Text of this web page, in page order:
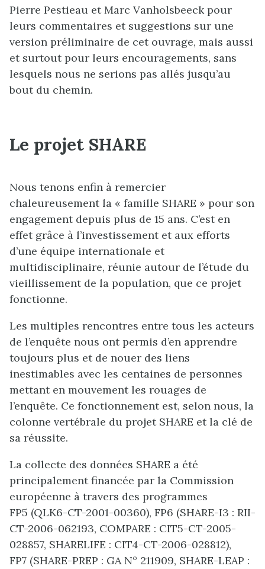
Pierre Pestieau et Marc Vanholsbeeck pour
leurs commentaires et suggestions sur une
version préliminaire de cet ouvrage, mais aussi
et surtout pour leurs encouragements, sans
lesquels nous ne serions pas allés jusqu’au
bout du chemin.
Le projet SHARE
Nous tenons enfin à remercier
chaleureusement la « famille SHARE » pour son
engagement depuis plus de 15 ans. C’est en
effet grâce à l’investissement et aux efforts
d’une équipe internationale et
multidisciplinaire, réunie autour de l’étude du
vieillissement de la population, que ce projet
fonctionne.
Les multiples rencontres entre tous les acteurs
de l’enquête nous ont permis d’en apprendre
toujours plus et de nouer des liens
inestimables avec les centaines de personnes
mettant en mouvement les rouages de
l’enquête. Ce fonctionnement est, selon nous, la
colonne vertébrale du projet SHARE et la clé de
sa réussite.
La collecte des données SHARE a été
principalement financée par la Commission
européenne à travers des programmes
FP5 (QLK6-CT-2001-00360), FP6 (SHARE-I3 : RII-
CT-2006-062193, COMPARE : CIT5-CT-2005-
028857, SHARELIFE : CIT4-CT-2006-028812),
FP7 (SHARE-PREP : GA N° 211909, SHARE-LEAP :